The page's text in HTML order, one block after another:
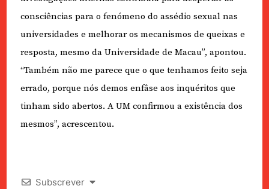
consciências para o fenómeno do assédio sexual nas
universidades e melhorar os mecanismos de queixas e
resposta, mesmo da Universidade de Macau”, apontou.
“Também não me parece que o que tenhamos feito seja
errado, porque nós demos enfâse aos inquéritos que
tinham sido abertos. A UM confirmou a existência dos
mesmos”, acrescentou.
Subscrever